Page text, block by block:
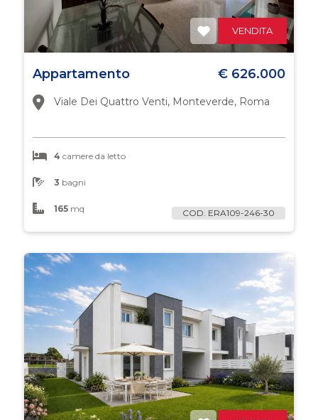
VENDITA
Appartamento € 626.000
Viale Dei Quattro Venti, Monteverde, Roma
4camere da letto
3 bagni
165 mq COD. ERA109-246-30
FRANCHISING
BLOG
Provincia
Comune
multiscelta
Qualsiasi
Residenziali
Commerciali
Industriali